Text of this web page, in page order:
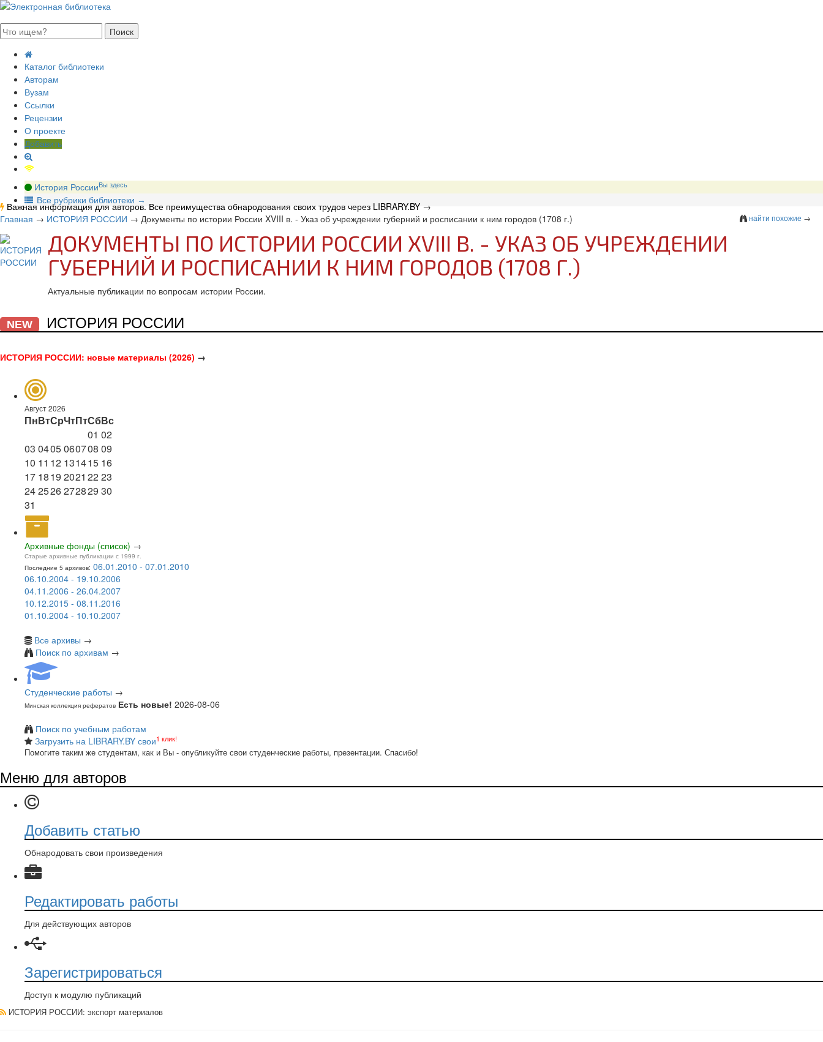
Каталог библиотеки
Авторам
Вузам
Ссылки
Рецензии
О проекте
Добавить
История РоссииВы здесь
Все рубрики библиотеки →
Важная информация для авторов. Все преимущества обнародования своих трудов через LIBRARY.BY →
найти похожие →
Главная → ИСТОРИЯ РОССИИ → Документы по истории России XVIII в. - Указ об учреждении губерний и росписании к ним городов (1708 г.)
ДОКУМЕНТЫ ПО ИСТОРИИ РОССИИ XVIII В. - УКАЗ ОБ УЧРЕЖДЕНИИ
ГУБЕРНИЙ И РОСПИСАНИИ К НИМ ГОРОДОВ (1708 Г.)
Актуальные публикации по вопросам истории России.
NEW ИСТОРИЯ РОССИИ
ИСТОРИЯ РОССИИ: новые материалы (2026) →
Август 2026
ПнВтСрЧтПтСбВс
01 02
03 0405060708 09
10 11 12 131415 16
17 1819 2021 2223
242526272829 30
31
Архивные фонды (список) →
Старые архивные публикации с 1999 г.
Последние 5 архивов: 06.01.2010 - 07.01.2010
06.10.2004 - 19.10.2006
04.11.2006 - 26.04.2007
10.12.2015 - 08.11.2016
01.10.2004 - 10.10.2007
Все архивы →
Поиск по архивам →
Студенческие работы →
Минская коллекция рефератов Есть новые! 2026-08-06
Поиск по учебным работам
Загрузить на LIBRARY.BY свои1 клик!
Помогите таким же студентам, как и Вы - опубликуйте свои студенческие работы, презентации. Спасибо!
Меню для авторов
Добавить статью
Обнародовать свои произведения
Редактировать работы
Для действующих авторов
Зарегистрироваться
Доступ к модулю публикаций
ИСТОРИЯ РОССИИ: экспорт материалов